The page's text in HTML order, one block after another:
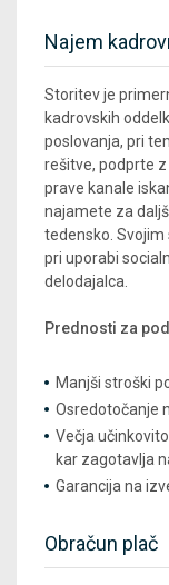
Najem
Storitev je
kadrovskih
poslovanja, pri
rešitve, podprte
prave kanale
najamete za
tedensko.
pri uporabi
delodajalca.
Prednosti za
Manjši stroški
Osredotočanje
Večja
kar zagotavlja
Garancija na
Obračun plač